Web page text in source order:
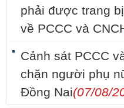
phải được trang
về PCCC và
Cảnh sát PCCC
chặn người phụ
Đồng Nai(07/08/